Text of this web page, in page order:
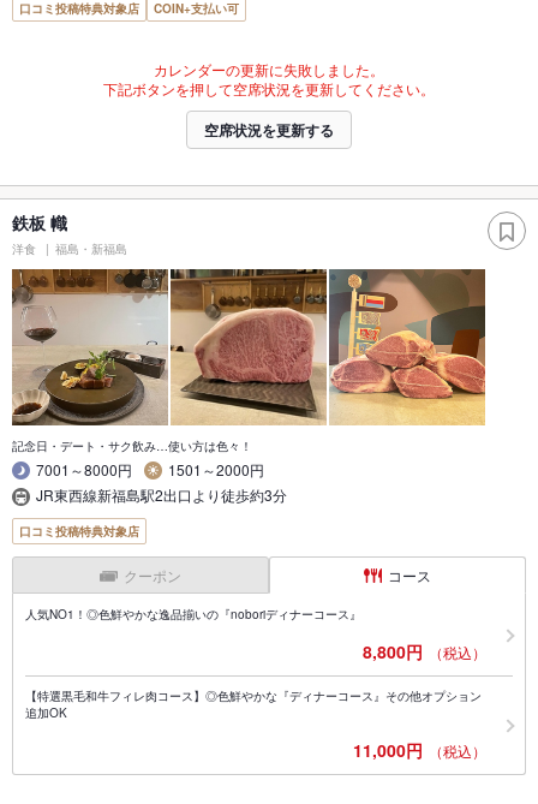
口コミ投稿特典対象店 COIN+支払い可
カレンダーの更新に失敗しました。
下記ボタンを押して空席状況を更新してください。
空席状況を更新する
鉄板 幟
洋食 福島・新福島
記念日・デート・サク飲み…使い方は色々！
7001～8000円
1501～2000円
JR東西線新福島駅2出口より徒歩約3分
口コミ投稿特典対象店
クーポン コース
人気NO1！◎色鮮やかな逸品揃いの『noboriディナーコース』
8,800円 （税込）
【特選黒毛和牛フィレ肉コース】◎色鮮やかな『ディナーコース』その他オプション
追加OK
11,000円 （税込）